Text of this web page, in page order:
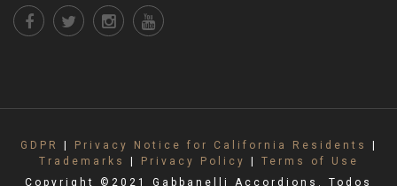
GDPR | Privacy Notice for California Residents
|
Trademarks
| Privacy Policy | Terms of Use
Copyright ©2021 Gabbanelli Accordions. Todos